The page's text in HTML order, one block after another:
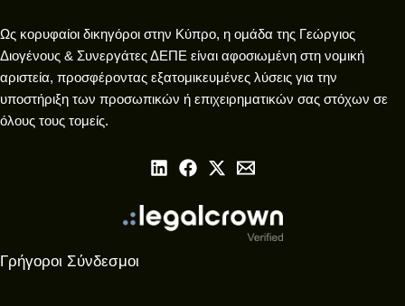
Ως κορυφαίοι δικηγόροι στην Κύπρο, η ομάδα της Γεώργιος
Διογένους & Συνεργάτες ΔΕΠΕ είναι αφοσιωμένη στη νομική
αριστεία, προσφέροντας εξατομικευμένες λύσεις για την
υποστήριξη των προσωπικών ή επιχειρηματικών σας στόχων σε
όλους τους τομείς.
Γρήγοροι Σύνδεσμοι